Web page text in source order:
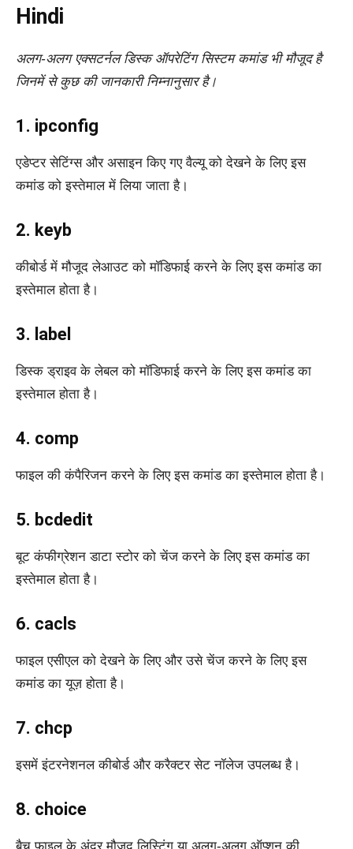
Hindi
अलग-अलग एक्सटर्नल डिस्क ऑपरेटिंग सिस्टम कमांड भी मौजूद है
जिनमें से कुछ की जानकारी निम्नानुसार है।
1. ipconfig
एडेप्टर सेटिंग्स और असाइन किए गए वैल्यू को देखने के लिए इस
कमांड को इस्तेमाल में लिया जाता है।
2. keyb
कीबोर्ड में मौजूद लेआउट को मॉडिफाई करने के लिए इस कमांड का
इस्तेमाल होता है।
3. label
डिस्क ड्राइव के लेबल को मॉडिफाई करने के लिए इस कमांड का
इस्तेमाल होता है।
4. comp
फाइल की कंपैरिजन करने के लिए इस कमांड का इस्तेमाल होता है।
5. bcdedit
बूट कंफीग्रेशन डाटा स्टोर को चेंज करने के लिए इस कमांड का
इस्तेमाल होता है।
6. cacls
फाइल एसीएल को देखने के लिए और उसे चेंज करने के लिए इस
कमांड का यूज़ होता है।
7. chcp
इसमें इंटरनेशनल कीबोर्ड और करैक्टर सेट नॉलेज उपलब्ध है।
8. choice